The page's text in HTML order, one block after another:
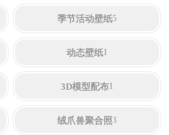
季节活动壁纸5
动态壁纸1
3D模型配布1
绒爪兽聚合照3